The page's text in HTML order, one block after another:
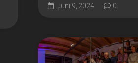
Juni 9, 2024 0